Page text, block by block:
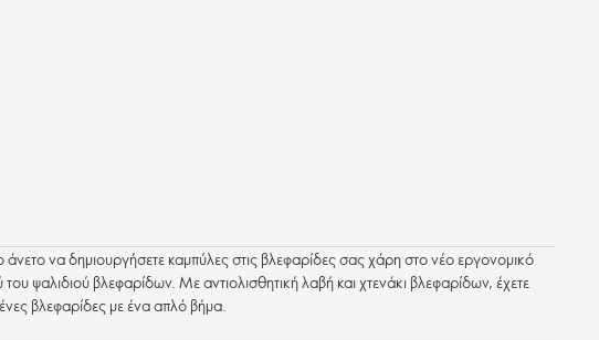
άνετο να δημιουργήσετε καμπύλες στις βλεφαρίδες σας χάρη στο νέο εργονομικό
ψαλιδιού βλεφαρίδων. Με αντιολισθητική λαβή και χτενάκι βλεφαρίδων, έχετε
βλεφαρίδες με ένα απλό βήμα.